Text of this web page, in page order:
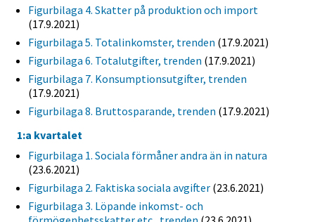
Figurbilaga 4. Skatter på produktion och import
(17.9.2021)
Figurbilaga 5. Totalinkomster, trenden (17.9.2021)
Figurbilaga 6. Totalutgifter, trenden (17.9.2021)
Figurbilaga 7. Konsumptionsutgifter, trenden
(17.9.2021)
Figurbilaga 8. Bruttosparande, trenden (17.9.2021)
1:a kvartalet
Figurbilaga 1. Sociala förmåner andra än in natura
(23.6.2021)
Figurbilaga 2. Faktiska sociala avgifter (23.6.2021)
Figurbilaga 3. Löpande inkomst- och